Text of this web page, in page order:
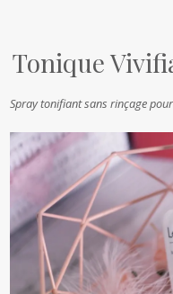
Tonique
Spray tonifiant sans rinçage